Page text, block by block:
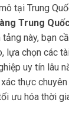
tại Trung
Trung
tảng này, bạn
lựa chọn các
uy tín lâu
thực chuyên
ưu hóa thời